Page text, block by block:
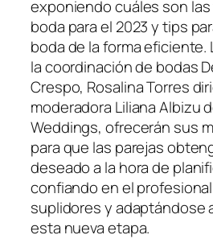
exponiendo cuáles son
boda para el 2023 ytips
boda de la forma eficiente.
la coordinación de bodas
Crespo, Rosalina Torres
moderadora Liliana Albizu
Weddings, ofrecerán sus
para que las parejas
deseado a la hora de
confiando en el
suplidores y adaptándose
esta nueva etapa.